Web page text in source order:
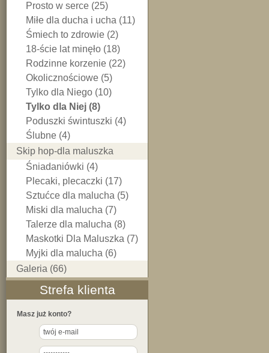
Prosto w serce (25)
Miłe dla ducha i ucha (11)
Śmiech to zdrowie (2)
18-ście lat minęło (18)
Rodzinne korzenie (22)
Okolicznościowe (5)
Tylko dla Niego (10)
Tylko dla Niej (8)
Poduszki świntuszki (4)
Ślubne (4)
Skip hop-dla maluszka
Śniadaniówki (4)
Plecaki, plecaczki (17)
Sztućce dla malucha (5)
Miski dla malucha (7)
Talerze dla malucha (8)
Maskotki Dla Maluszka (7)
Myjki dla malucha (6)
Galeria (66)
Strefa klienta
Masz już konto?